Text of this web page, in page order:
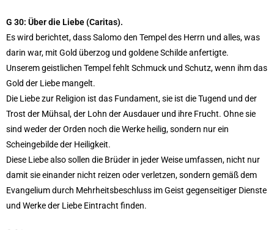
G 30: Über die Liebe (Caritas).
Es wird berichtet, dass Salomo den Tempel des Herrn und alles, was
darin war, mit Gold überzog und goldene Schilde anfertigte.
Unserem geistlichen Tempel fehlt Schmuck und Schutz, wenn ihm das
Gold der Liebe mangelt.
Die Liebe zur Religion ist das Fundament, sie ist die Tugend und der
Trost der Mühsal, der Lohn der Ausdauer und ihre Frucht. Ohne sie
sind weder der Orden noch die Werke heilig, sondern nur ein
Scheingebilde der Heiligkeit.
Diese Liebe also sollen die Brüder in jeder Weise umfassen, nicht nur
damit sie einander nicht reizen oder verletzen, sondern gemäß dem
Evangelium durch Mehrheitsbeschluss im Geist gegenseitiger Dienste
und Werke der Liebe Eintracht finden.